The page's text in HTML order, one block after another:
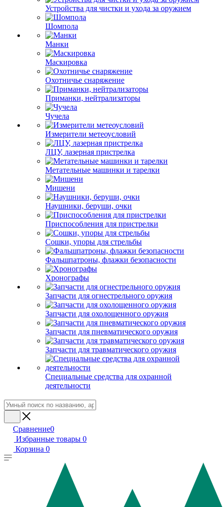
Устройства для чистки и ухода за оружием
Шомпола
Манки
Маскировка
Охотничье снаряжение
Приманки, нейтрализаторы
Чучела
Измерители метеоусловий
ЛЦУ, лазерная пристрелка
Метательные машинки и тарелки
Мишени
Наушники, беруши, очки
Приспособления для пристрелки
Сошки, упоры для стрельбы
Фальшпатроны, флажки безопасности
Хронографы
Запчасти для огнестрельного оружия
Запчасти для охолощенного оружия
Запчасти для пневматического оружия
Запчасти для травматического оружия
Специальные средства для охранной
деятельности
Сравнение0
Избранные товары 0
Корзина 0